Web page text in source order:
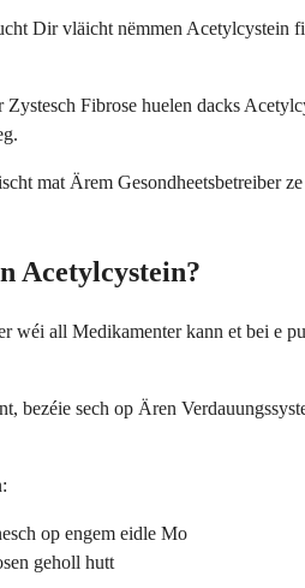
Dir vläicht nëmmen Acetylcystein
Fibrose huelen dacks
mat Ärem Gesondheetsbetreiber
Acetylcystein?
wéi all Medikamenter kann et bei e
bezéie sech op Ären
op engem eidle Mo
geholl hutt